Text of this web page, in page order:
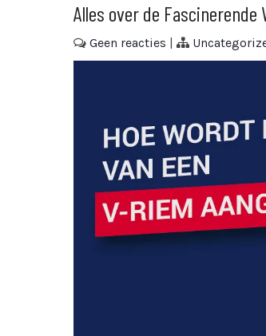
Alles over de
Geen reacties